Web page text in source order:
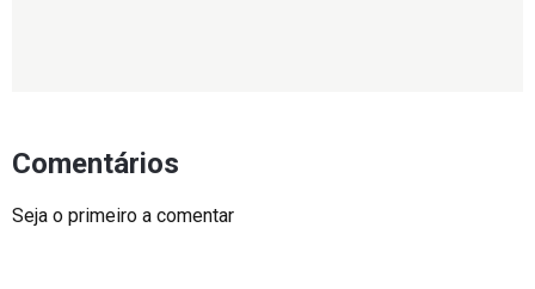
Comentários
Seja o primeiro a comentar